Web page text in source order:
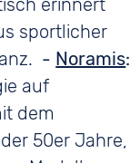
erinnert
sportlicher
- Noramis:
auf
dem
50er Jahre,